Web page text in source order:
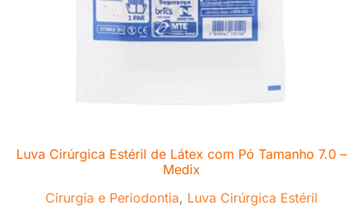
Luva Cirúrgica Estéril de Látex com Pó Tamanho 7.0 –
Medix
Cirurgia e Periodontia, Luva Cirúrgica Estéril